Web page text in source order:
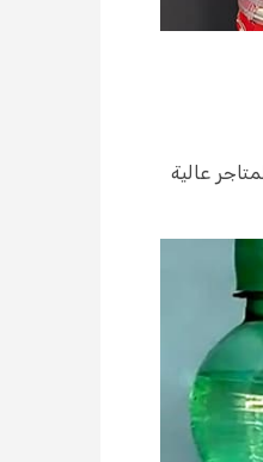
عالية